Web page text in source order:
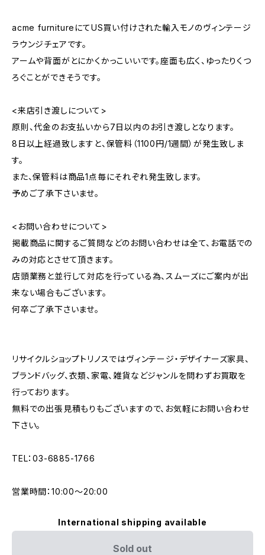
acme furnitureにてUS買い付けされた輸入モノのヴィンテージ
ラウンジチェアです。
アームや背面がとにかくかっこいいです。座面も広く、ゆったりくつ
ろぐことができそうです。
<来店引き渡しについて>
原則、代金のお支払いから7日以内のお引き渡しとなります。
8日以上経過致しますと、保管料（1100円/1週間）が発生致しま
す。
また、保管料は商品1点毎にそれぞれ発生致します。
予めご了承下さいませ。
<お問い合わせについて>
掲載商品に関するご質問などのお問い合わせは全て、お電話での
みの対応とさせて頂きます。
店頭業務と並行して対応を行っている為、スムーズにご案内が出
来ない場合もございます。
何卒ご了承下さいませ。
リサイクルショップトリノスではヴィンテージ・デザイナーズ家具、
ブランドバッグ、衣類、家電、雑貨などジャンルを問わずお買取を
行っております。
無料での出張見積もりもございますので、お気軽にお問い合わせ
下さい。
TEL：03-6885-1766
営業時間：10:00〜20:00
International shipping available
Sold out